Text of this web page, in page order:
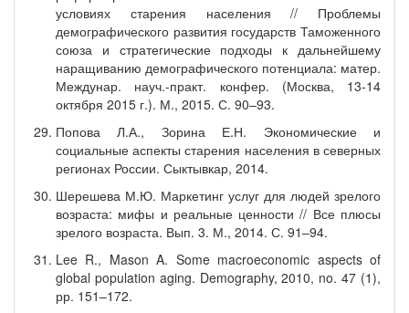
условиях старения населения // Проблемы
демографического развития государств Таможенного
союза и стратегические подходы к дальнейшему
наращиванию демографического потенциала: матер.
Междунар. науч.-практ. конфер. (Москва, 13-14
октября 2015 г.). М., 2015. С. 90–93.
Попова Л.А., Зорина Е.Н. Экономические и
социальные аспекты старения населения в северных
регионах России. Сыктывкар, 2014.
Шерешева М.Ю. Маркетинг услуг для людей зрелого
возраста: мифы и реальные ценности // Все плюсы
зрелого возраста. Вып. 3. М., 2014. С. 91–94.
Lee R., Mason A. Some macroeconomic aspects of
global population aging. Demography, 2010, no. 47 (1),
рр. 151–172.